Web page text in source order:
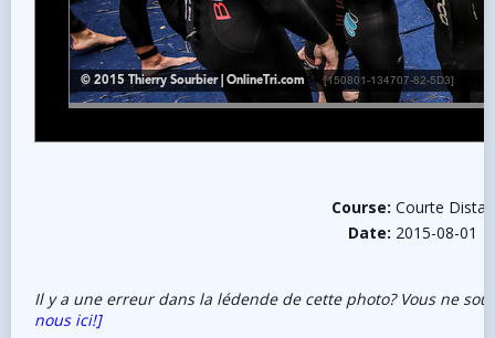
Course: Courte
Date: 2015-08-01
Il y a une erreur dans la lédende de cette photo? Vous ne
nous ici!]